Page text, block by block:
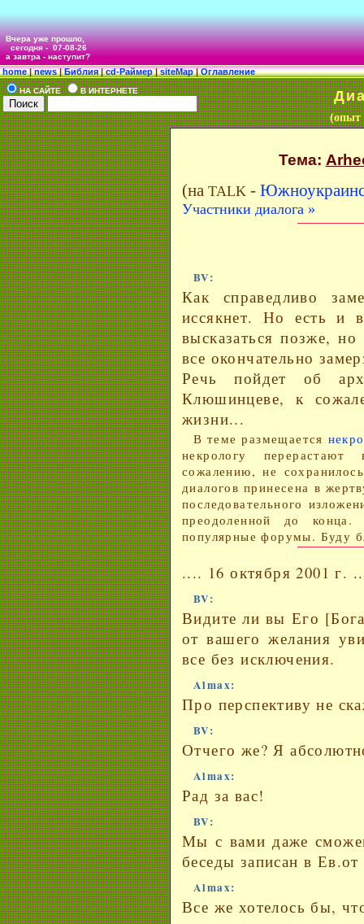
Вчера уже прошло,
сегодня -07-08-26
а завтра - наступит?
home|news|Библия|cd-Раймер|siteMap|Оглавление
НА САЙТЕ В ИНТЕРНЕТЕ
(опыт
Тема:
(на TALK -
Участники диалога »
BV:
Как справедливо
иссякнет. Но есть и
высказаться позже,
все окончательно
Речь пойдет об
Клюшинцеве, к
жизни...
В теме размещается
некрологу
сожалению, не
диалогов принесена в
последовательного
преодоленной до
популярные форумы. Буду
.... 16 октября 2001 г.
BV:
Видите ли вы Его
от вашего желания
все без исключения.
Almax:
Про перспективу не
BV:
Отчего же? Я
Almax:
Рад за вас!
BV:
Мы с вами даже
беседы записан в
Almax:
Все же хотелось бы,